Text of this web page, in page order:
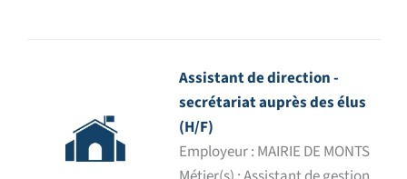
Assistant de direction -
secrétariat auprès des élus
(H/F)
Employeur : MAIRIE DE MONTS